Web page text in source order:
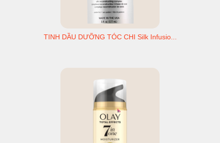
TINH DẦU DƯỠNG TÓC CHI Silk Infusio...